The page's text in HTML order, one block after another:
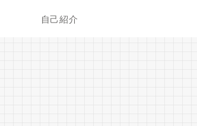
自己紹介